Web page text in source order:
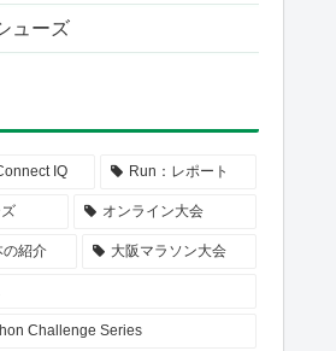
ューズ
IQ Run：レポート
オンライン大会
の紹介 大阪マラソン大会
Challenge Series